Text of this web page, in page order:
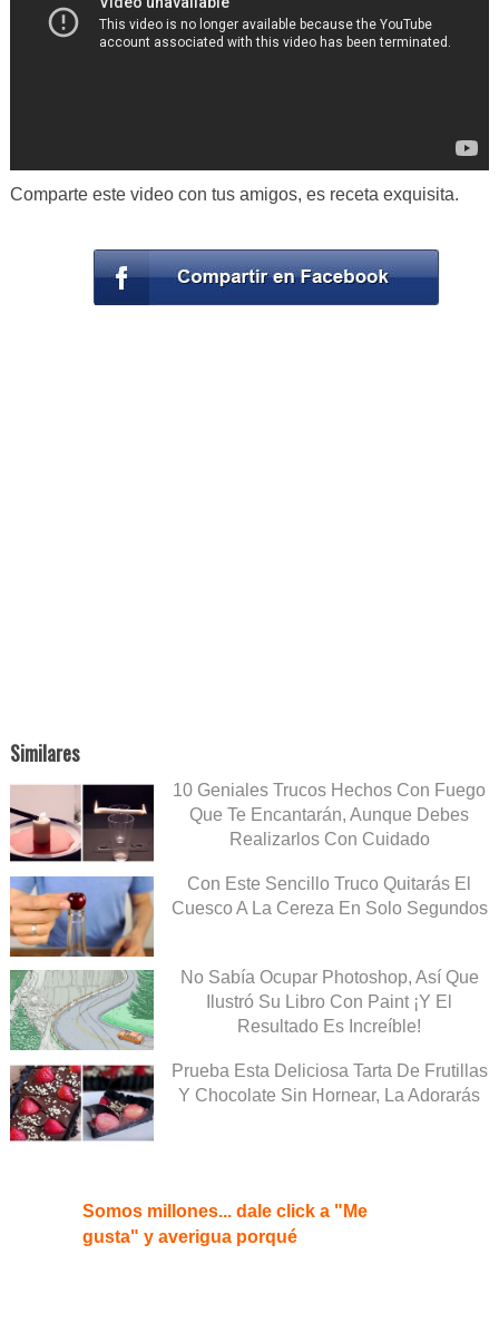
Comparte este video con tus amigos, es receta exquisita.
Similares
10 Geniales Trucos Hechos Con Fuego
Que Te Encantarán, Aunque Debes
Realizarlos Con Cuidado
Con Este Sencillo Truco Quitarás El
Cuesco A La Cereza En Solo Segundos
No Sabía Ocupar Photoshop, Así Que
Ilustró Su Libro Con Paint ¡Y El
Resultado Es Increíble!
Prueba Esta Deliciosa Tarta De Frutillas
Y Chocolate Sin Hornear, La Adorarás
Somos millones... dale click a "Me
gusta" y averigua porqué